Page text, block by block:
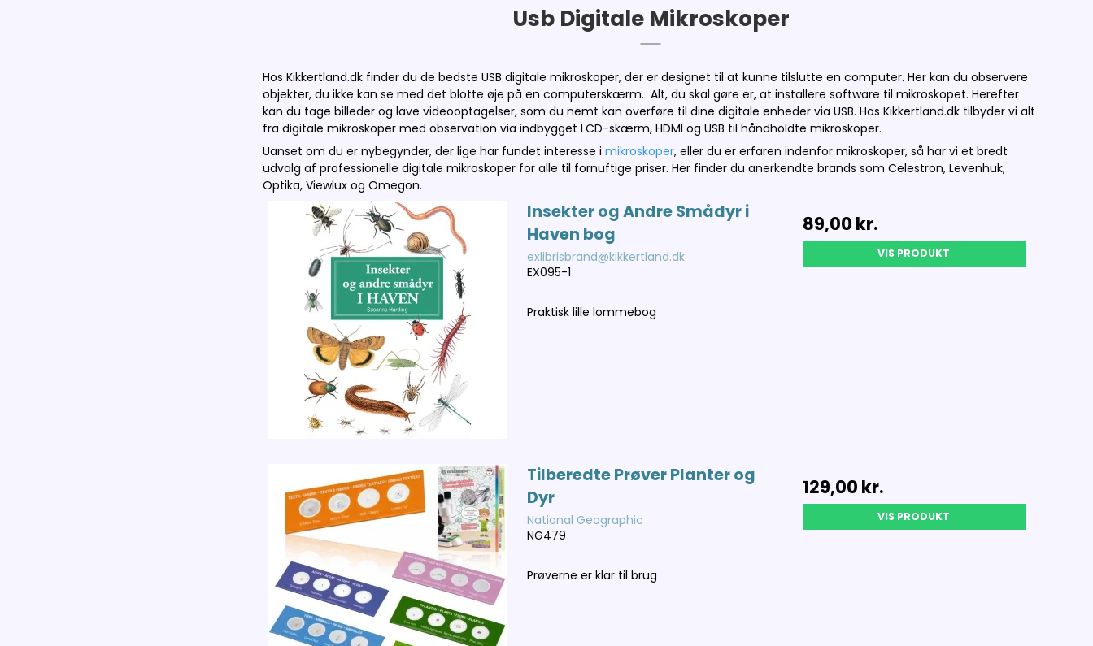
Usb Digitale Mikroskoper
Hos Kikkertland.dk finder du de bedste USB digitale mikroskoper, der er designet til at kunne tilslutte en computer. Her kan du observere
objekter, du ikke kan se med det blotte øje på en computerskærm. Alt, du skal gøre er, at installere software til mikroskopet. Herefter
kan du tage billeder og lave videooptagelser, som du nemt kan overføre til dine digitale enheder via USB. Hos Kikkertland.dk tilbyder vi alt
fra digitale mikroskoper med observation via indbygget LCD-skærm, HDMI og USB til håndholdte mikroskoper.
Uanset om du er nybegynder, der lige har fundet interesse imikroskoper, eller du er erfaren indenfor mikroskoper, så har vi et bredt
udvalg af professionelle digitale mikroskoper for alle til fornuftige priser. Her finder du anerkendte brands som Celestron, Levenhuk,
Optika, Viewlux og Omegon.
Insekter og Andre Smådyr i
Haven bog
exlibrisbrand@kikkertland.dk
EX095-1
Praktisk lille lommebog
89,00 kr.
VIS PRODUKT
Tilberedte Prøver Planter og
Dyr
National Geographic
NG479
Prøverne er klar til brug
129,00 kr.
VIS PRODUKT